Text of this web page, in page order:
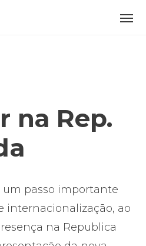
na Rep.
um passo importante
internacionalização, ao
na Republica